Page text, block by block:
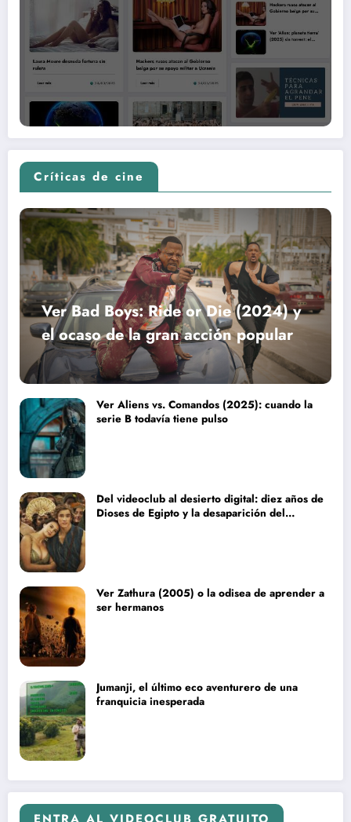
Críticas de cine
Ver Bad Boys: Ride or Die (2024) y
el ocaso de la gran acción popular
Ver Aliens vs. Comandos (2025): cuando la
serie B todavía tiene pulso
Del videoclub al desierto digital: diez años de
Dioses de Egipto y la desaparición del
Ver Zathura (2005) o la odisea de aprender a
ser hermanos
Jumanji, el último eco aventurero de una
franquicia inesperada